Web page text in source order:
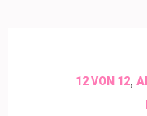
12 VON 12,